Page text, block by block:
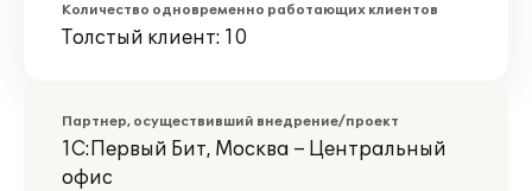
Количество одновременно работающих клиентов
Толстый клиент: 10
Партнер, осуществивший внедрение/проект
1С:Первый Бит, Москва – Центральный
офис